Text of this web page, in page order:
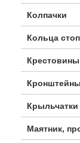
Колпачки
Кольца
Крестовины
Крыльчатки
Маятник,